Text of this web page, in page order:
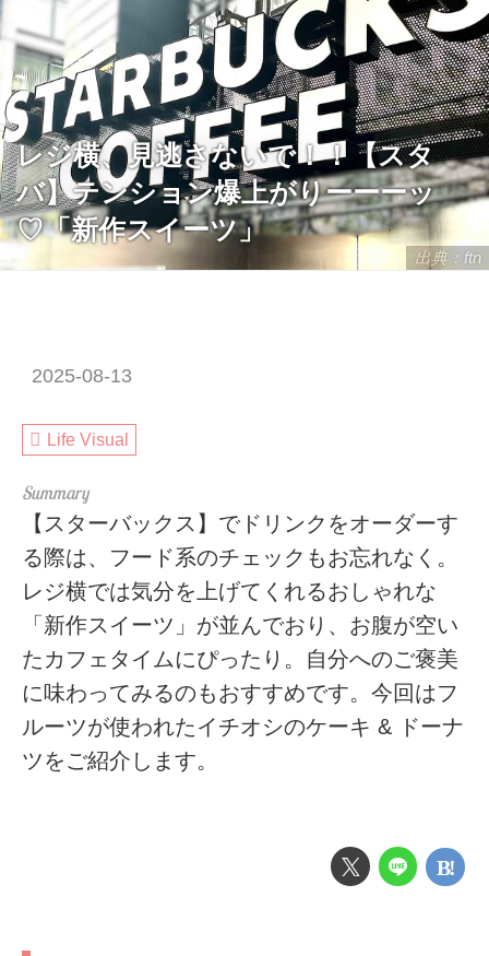
出典：ftn
レジ横、見逃さないで！！【スタ
バ】テンション爆上がりーーーッ
♡「新作スイーツ」
2025-08-13
Life Visual
【スターバックス】でドリンクをオーダーす
る際は、フード系のチェックもお忘れなく。
レジ横では気分を上げてくれるおしゃれな
「新作スイーツ」が並んでおり、お腹が空い
たカフェタイムにぴったり。自分へのご褒美
に味わってみるのもおすすめです。今回はフ
ルーツが使われたイチオシのケーキ & ドーナ
ツをご紹介します。